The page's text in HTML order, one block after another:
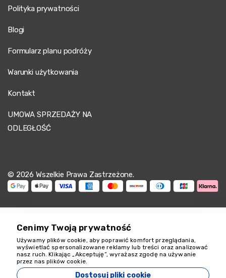
Polityka prywatności
Blogi
Formularz planu podróży
Warunki użytkowania
Kontakt
UMOWA SPRZEDAŻY NA
ODLEGŁOŚĆ
© 2026 Wszelkie Prawa Zastrzeżone.
Cenimy Twoją prywatność
Używamy plików cookie, aby poprawić komfort przeglądania,
wyświetlać spersonalizowane reklamy lub treści oraz analizować
nasz ruch. Klikając „Akceptuję”, wyrażasz zgodę na używanie
przez nas plików cookie.
Dostosuj pliki cookie
Jesteśmy tu, by
pomóc